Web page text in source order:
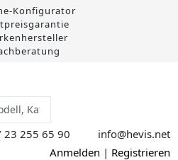
Konfigurator
23 255 65 90 info@hevis.net
Anmelden | Registrieren